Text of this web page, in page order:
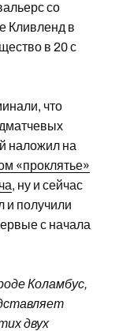
со
Кливленд в
в 20 с
что
наложил на
«проклятье»
, ну и сейчас
получили
с начала
Коламбус,
двух